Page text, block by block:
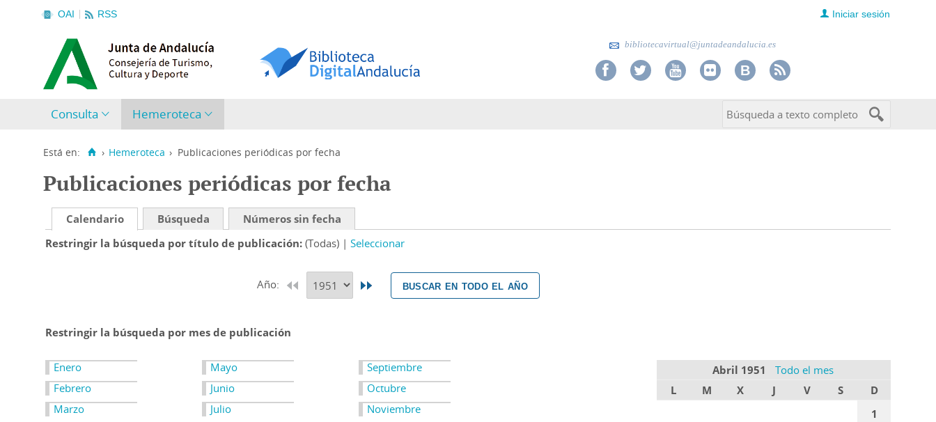
OAI RSS Iniciar sesión
bibliotecavirtual@juntadeandalucia.es
Consulta Hemeroteca
Está en: › Hemeroteca › Publicaciones periódicas por fecha
Publicaciones periódicas por fecha
Calendario Búsqueda
Números sin fecha
Restringir la búsqueda por título de publicación (Todas) Seleccionar
Año: buscar en todo el año
Restringir la búsqueda por mes de publicación
Enero
Febrero
Marzo
Mayo
Junio
Julio
Septiembre
Octubre
Noviembre
Abril 1951
Todo el mes
L
M X J V S
D
1